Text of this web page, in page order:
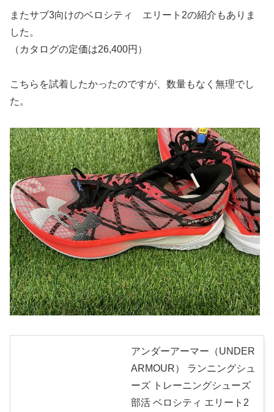
またサブ3向けのベロシティ エリート2の紹介もありま
した。
（カタログの定価は26,400円）
こちらを試着したかったのですが、数量もなく無理でし
た。
アンダーアーマー（UNDER
ARMOUR） ランニングシュ
ーズ トレーニングシューズ
部活 ベロシティ エリート2